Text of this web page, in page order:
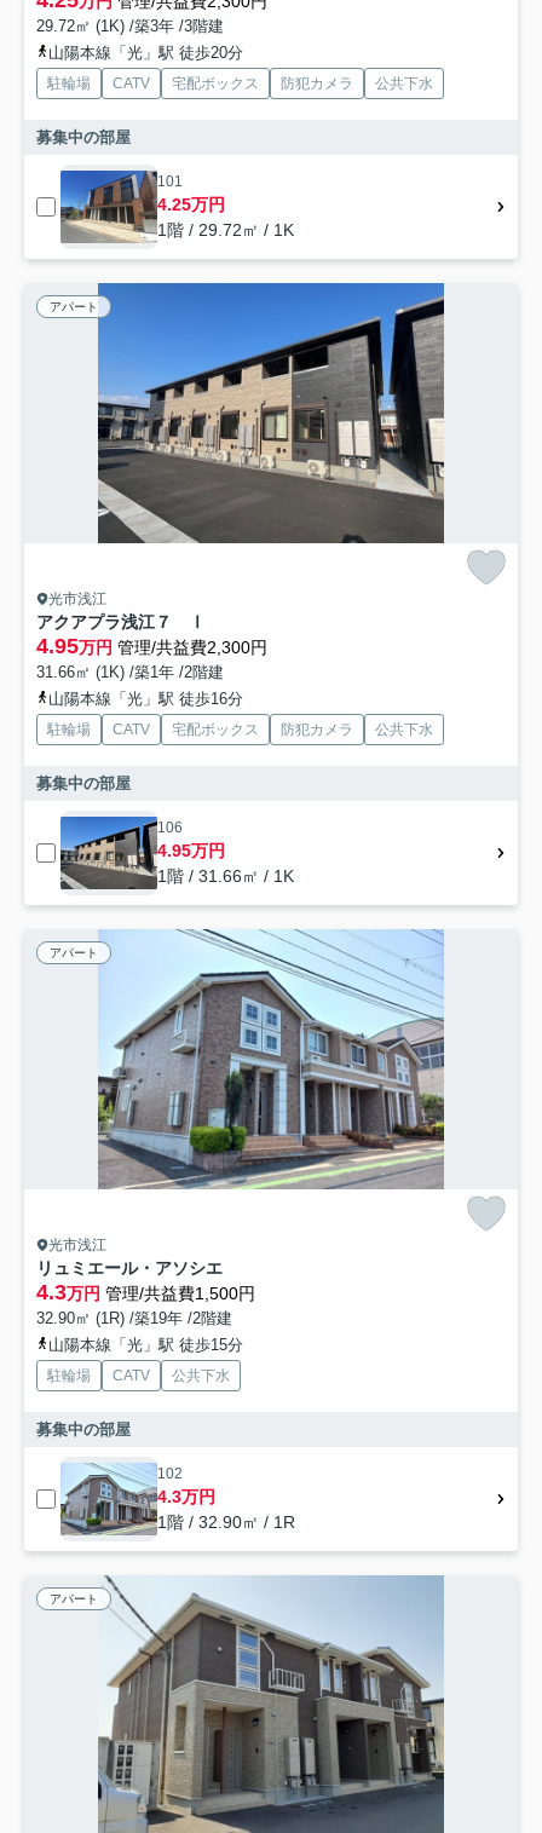
29.72㎡ (1K) /築3年 /3階建
山陽本線「光」駅 徒歩20分
駐輪場 CATV 宅配ボックス 防犯カメラ 公共下水
募集中の部屋
101
4.25万円
1階 / 29.72㎡ / 1K
アパート
光市浅江
アクアプラ浅江７ Ⅰ
4.95万円 管理/共益費2,300円
31.66㎡ (1K) /築1年 /2階建
山陽本線「光」駅 徒歩16分
駐輪場 CATV 宅配ボックス 防犯カメラ 公共下水
募集中の部屋
106
4.95万円
1階 / 31.66㎡ / 1K
アパート
光市浅江
リュミエール・アソシエ
4.3万円 管理/共益費1,500円
32.90㎡ (1R) /築19年 /2階建
山陽本線「光」駅 徒歩15分
駐輪場 CATV 公共下水
募集中の部屋
102
4.3万円
1階 / 32.90㎡ / 1R
アパート